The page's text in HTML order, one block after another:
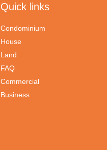
Quick links
Condominium
House
Land
FAQ
Commercial
Business